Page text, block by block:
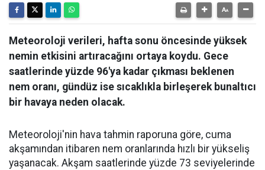
Meteoroloji verileri, hafta sonu öncesinde yüksek
nemin etkisini artıracağını ortaya koydu. Gece
saatlerinde yüzde 96'ya kadar çıkması beklenen
nem oranı, gündüz ise sıcaklıkla birleşerek bunaltıcı
bir havaya neden olacak.
Meteoroloji'nin hava tahmin raporuna göre, cuma
akşamından itibaren nem oranlarında hızlı bir yükseliş
yaşanacak. Akşam saatlerinde yüzde 73 seviyelerinde